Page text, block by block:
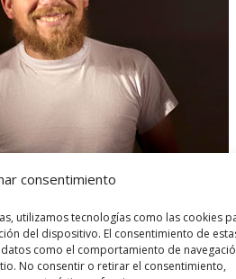
consentimiento
utilizamos tecnologías como las cookies
del dispositivo. El consentimiento de
como el comportamiento de
No consentir o retirar el consentimiento,